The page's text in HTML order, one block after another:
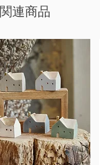
関連商品